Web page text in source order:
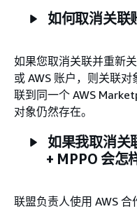
如何取消关联
如果您取消关联并重新
或 AWS 账户，则关联
联到同一个 AWS
对象仍然存在。
如果我取消关
+ MPPO 会怎
联盟负责人使用 AWS